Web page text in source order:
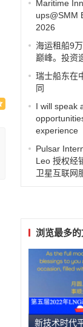
Maritime
ups@SMM
2026
海运租船9
巅峰。投资
瑞士船东在
同
I will speak
experience
Pulsar
Leo 授权经
卫星互联网
浏览最多的
新技术时代